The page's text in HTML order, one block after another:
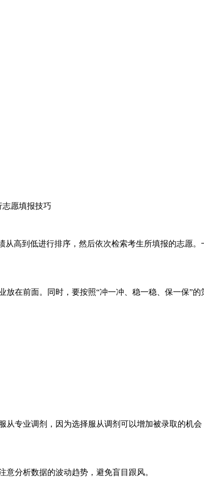
高到低进行排序，然后依次检索考生所填报的志愿。
在前面。同时，要按照“冲一冲、稳一稳、保一保”的
专业调剂，因为选择服从调剂可以增加被录取的机
分析数据的波动趋势，避免盲目跟风。